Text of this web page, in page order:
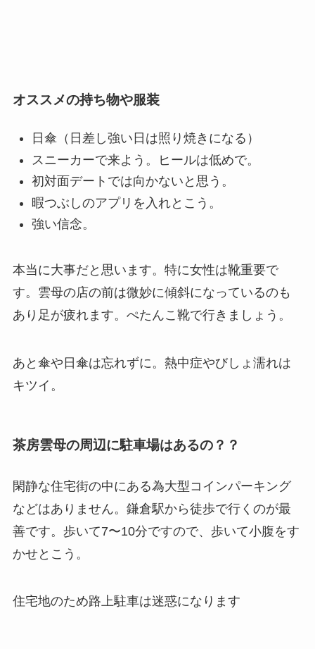
オススメの持ち物や服装
日傘（日差し強い日は照り焼きになる）
スニーカーで来よう。ヒールは低めで。
初対面デートでは向かないと思う。
暇つぶしのアプリを入れとこう。
強い信念。
本当に大事だと思います。特に女性は靴重要で
す。雲母の店の前は微妙に傾斜になっているのも
あり足が疲れます。ぺたんこ靴で行きましょう。
あと傘や日傘は忘れずに。熱中症やびしょ濡れは
キツイ。
茶房雲母の周辺に駐車場はあるの？？
閑静な住宅街の中にある為大型コインパーキング
などはありません。鎌倉駅から徒歩で行くのが最
善です。歩いて7〜10分ですので、歩いて小腹をす
かせとこう。
住宅地のため路上駐車は迷惑になります